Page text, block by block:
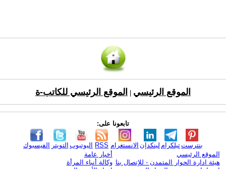
الموقع الرئيسي الموقع الرئيسي للكاتب-ة
تابعونا على:
الفيسبوك التويتر اليوتيوب RSS الانستغرام لينكدإن تيلكرامبنترست
الموقع الرئيسي
هيئة ادارة الحوار المتمدن - للإتصال بنا
أخبار عامة
وكالة أنباء المرأة